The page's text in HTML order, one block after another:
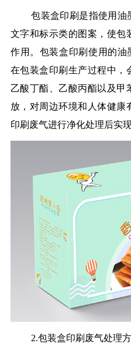
包装盒印刷是指使用油
文字和标示类的图案，使包
作用。包装盒印刷使用的油
在包装盒印刷生产过程中，
乙酸丁酯、乙酸丙酯以及甲
放，对周边环境和人体健康
印刷废气进行净化处理后实
2.包装盒印刷废气处理